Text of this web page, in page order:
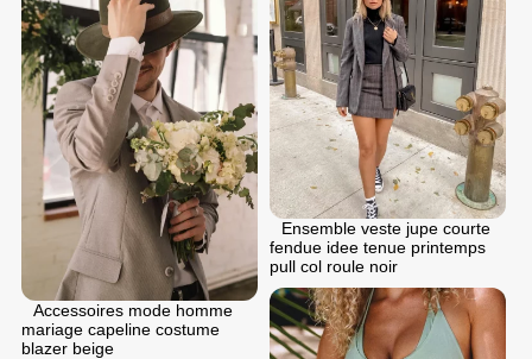
Ensemble veste jupe courte
fendue idee tenue printemps
pull col roule noir
Accessoires mode homme
mariage capeline costume
blazer beige